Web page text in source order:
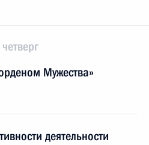
Мужества»
деятельности